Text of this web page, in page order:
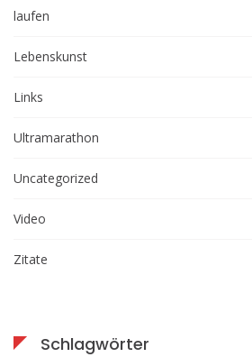
laufen
Lebenskunst
Links
Ultramarathon
Uncategorized
Video
Zitate
Schlagwörter